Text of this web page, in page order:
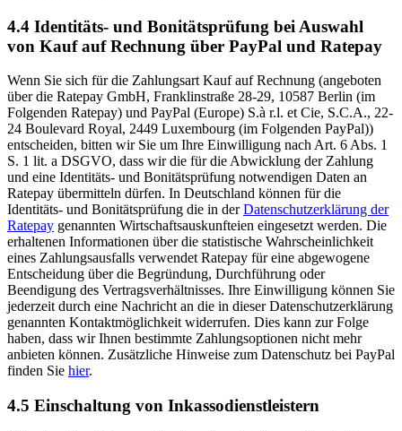
4.4 Identitäts- und Bonitätsprüfung bei Auswahl
von Kauf auf Rechnung über PayPal und Ratepay
Wenn Sie sich für die Zahlungsart Kauf auf Rechnung (angeboten
über die Ratepay GmbH, Franklinstraße 28-29, 10587 Berlin (im
Folgenden Ratepay) und PayPal (Europe) S.à r.l. et Cie, S.C.A., 22-
24 Boulevard Royal, 2449 Luxembourg (im Folgenden PayPal))
entscheiden, bitten wir Sie um Ihre Einwilligung nach Art. 6 Abs. 1
S. 1 lit. a DSGVO, dass wir die für die Abwicklung der Zahlung
und eine Identitäts- und Bonitätsprüfung notwendigen Daten an
Ratepay übermitteln dürfen. In Deutschland können für die
Identitäts- und Bonitätsprüfung die in derDatenschutzerklärung der
Ratepay genannten Wirtschaftsauskunfteien eingesetzt werden. Die
erhaltenen Informationen über die statistische Wahrscheinlichkeit
eines Zahlungsausfalls verwendet Ratepay für eine abgewogene
Entscheidung über die Begründung, Durchführung oder
Beendigung des Vertragsverhältnisses. Ihre Einwilligung können Sie
jederzeit durch eine Nachricht an die in dieser Datenschutzerklärung
genannten Kontaktmöglichkeit widerrufen. Dies kann zur Folge
haben, dass wir Ihnen bestimmte Zahlungsoptionen nicht mehr
anbieten können. Zusätzliche Hinweise zum Datenschutz bei PayPal
finden Sie hier.
4.5 Einschaltung von Inkassodienstleistern